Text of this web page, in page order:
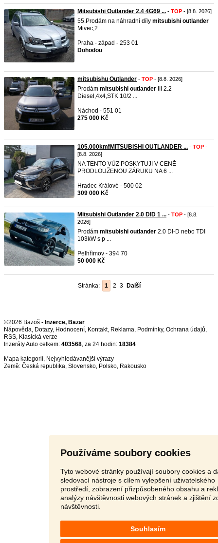
Používáme soubory cookies
Tyto webové stránky používají soubory cookies a
sledovací nástroje s cílem vylepšení uživatelského
prostředí, zobrazení přizpůsobeného obsahu a
analýzy návštěvnosti webových stránek a zjištění
návštěvnosti.
Souhlasím
Mitsubishi Outlander 2.4 4G69 ... - TOP - [8.8. 2026]
55.Prodám na náhradní díly mitsubishi outlander
Mivec,2 ...
Praha - západ - 253 01
Dohodou
mitsubishu Outlander - TOP - [8.8. 2026]
Prodám mitsubishi outlander III 2.2
Diesel,4x4,STK 10/2 ...
Náchod - 551 01
275 000 Kč
105.000km❗MITSUBISHI OUTLANDER ... - TOP -
[8.8. 2026]
NA TENTO VŮZ POSKYTUJI V CENĚ
PRODLOUŽENOU ZÁRUKU NA 6 ...
Hradec Králové - 500 02
309 000 Kč
Mitsubishi Outlander 2.0 DID 1 ... - TOP - [8.8.
2026]
Prodám mitsubishi outlander 2.0 DI-D nebo TDI
103kW s p ...
Pelhřimov - 394 70
50 000 Kč
Stránka: 1 2 3 Další
©2026 Bazoš - Inzerce, Bazar
Nápověda, Dotazy, Hodnocení, Kontakt, Reklama, Podmínky, Ochrana údajů,
RSS,
Inzeráty Auto celkem: 403568, za 24 hodin: 18384
Mapa kategorií, Nejvyhledávanější výrazy
Země: Česká republika, Slovensko, Polsko, Rakousko